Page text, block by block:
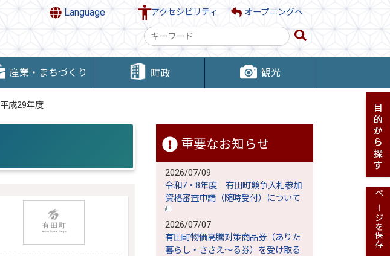
Language アクセシビリティ オープニングへ
検
索
キ
ー
産業・まちづくり 町政 観光
平成29年度
重要なお知らせ
2026/07/09
令和7・8年度 有田町競争入札参加
資格審査申請（随時受付）について
2026/07/07
有田町物価高騰対策商品券（ありた
暮らし・ささえ～る券）を受け取る
ページを保存